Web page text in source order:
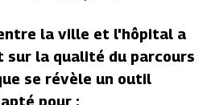
la ville et l'hôpital a
sur la qualité du parcours
se révèle un outil
pour :